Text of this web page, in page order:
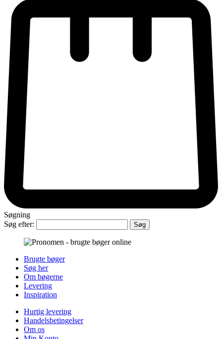
Søgning
Søg efter:
Brugte bøger
Søg her
Om bøgerne
Levering
Inspiration
Hurtig levering
Handelsbetingelser
Om os